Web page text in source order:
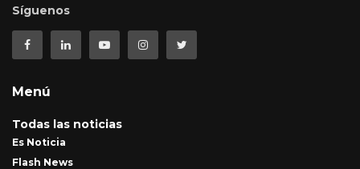
Síguenos
Menú
Todas las noticias
Es Noticia
Flash News